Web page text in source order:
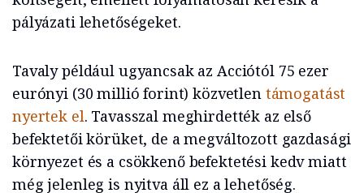
pályázati lehetőségeket.
Tavaly például ugyancsak az Acciótól 75 ezer
eurónyi (30 millió forint) közvetlen támogatást
nyertek el. Tavasszal meghirdették az első
befektetői körüket, de a megváltozott gazdasági
környezet és a csökkenő befektetési kedv miatt
még jelenleg is nyitva áll ez a lehetőség.